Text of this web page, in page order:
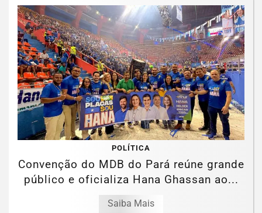
POLÍTICA
Convenção do MDB do Pará reúne grande
público e oficializa Hana Ghassan ao...
Saiba Mais